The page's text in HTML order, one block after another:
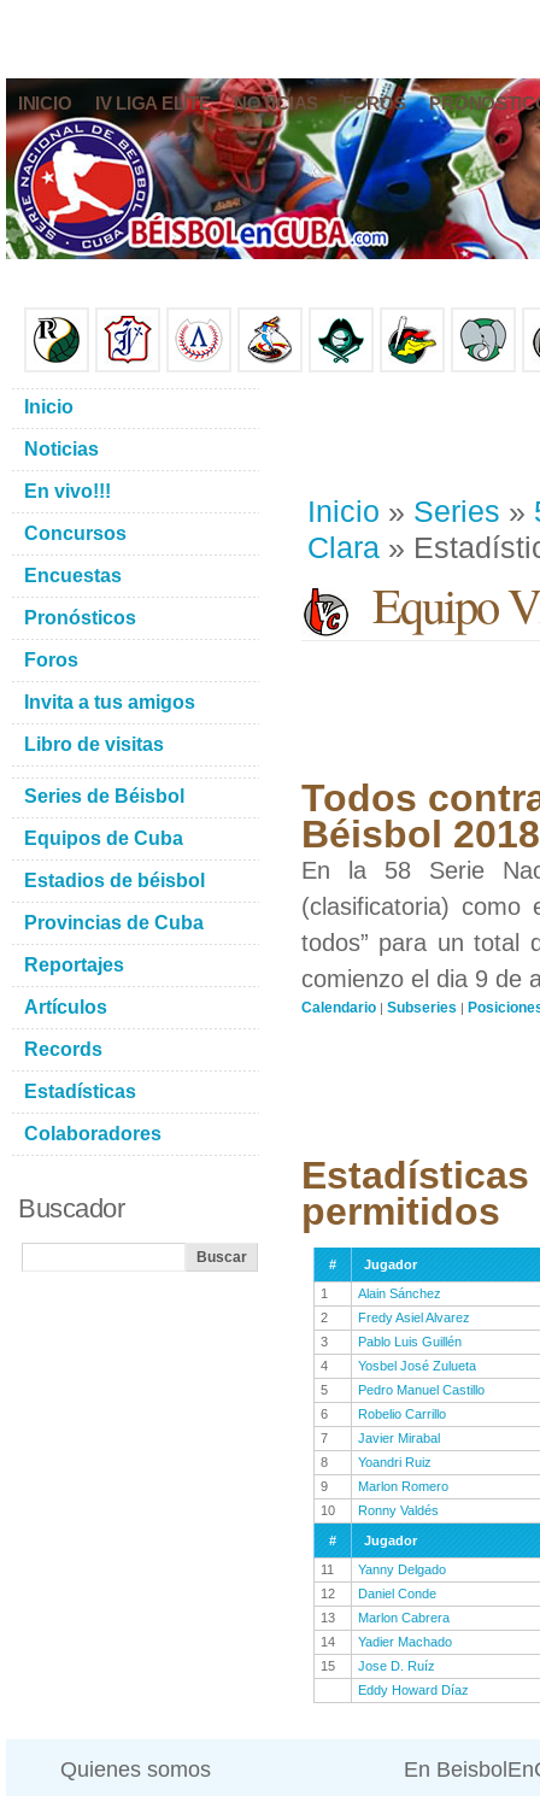
INICIO IV LIGA ELITE NOTICIAS FOROS
Inicio » Series »
Clara »
Equipo
Todos
Béisbol
En la 58 Serie
(clasificatoria) como
todos” para un total
comienzo el dia 9 de
Calendario | Subseries |
permitidos
#
Jugador
1
Alain Sánchez
2
Fredy Asiel Alvarez
3
Pablo Luis Guillén
4
Yosbel José Zulueta
5
Pedro Manuel Castillo
6
Robelio Carrillo
7
Javier Mirabal
8
Yoandri Ruiz
9
Marlon Romero
10
Ronny Valdés
#
Jugador
11
Yanny Delgado
12
Daniel Conde
13
Marlon Cabrera
14
Yadier Machado
15
Jose D. Ruíz
Eddy Howard Díaz
Inicio
Noticias
En vivo!!!
Concursos
Encuestas
Pronósticos
Foros
Invita a tus amigos
Libro de visitas
Series de Béisbol
Equipos de Cuba
Estadios de béisbol
Provincias de Cuba
Reportajes
Artículos
Records
Estadísticas
Colaboradores
Buscador
Quienes somos En